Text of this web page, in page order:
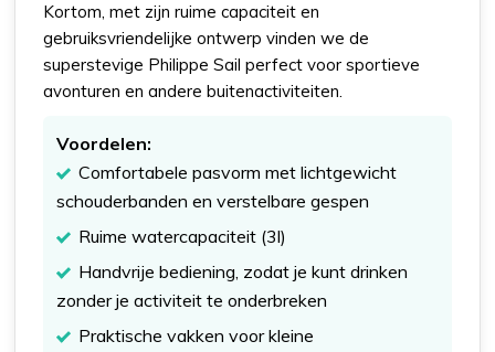
Kortom, met zijn ruime capaciteit en
gebruiksvriendelijke ontwerp vinden we de
superstevige Philippe Sail perfect voor sportieve
avonturen en andere buitenactiviteiten.
Voordelen:
Comfortabele pasvorm met lichtgewicht
schouderbanden en verstelbare gespen
Ruime watercapaciteit (3l)
Handvrije bediening, zodat je kunt drinken
zonder je activiteit te onderbreken
Praktische vakken voor kleine